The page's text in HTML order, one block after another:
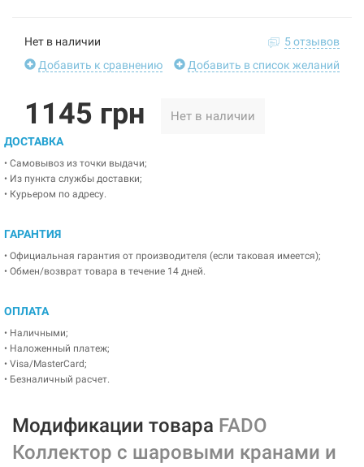
Нет в наличии
5 отзывов
Добавить к сравнению
Добавить в список желаний
1145 грн Нет в наличии
ДОСТАВКА
• Самовывоз из точки выдачи;
• Из пункта службы доставки;
• Курьером по адресу.
ГАРАНТИЯ
• Официальная гарантия от производителя (если таковая имеется);
• Обмен/возврат товара в течение 14 дней.
ОПЛАТА
• Наличными;
• Наложенный платеж;
• Visa/MasterCard;
• Безналичный расчет.
Модификации товара FADO
Коллектор с шаровыми кранами и